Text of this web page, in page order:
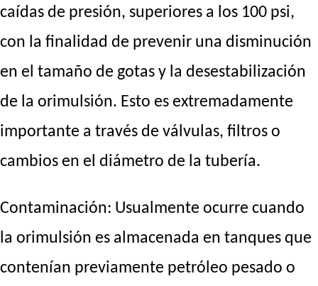
caídas de presión, superiores a los 100 psi,
con la finalidad de prevenir una disminución
en el tamaño de gotas y la desestabilización
de la orimulsión. Esto es extremadamente
importante a través de válvulas, filtros o
cambios en el diámetro de la tubería.
Contaminación: Usualmente ocurre cuando
la orimulsión es almacenada en tanques que
contenían previamente petróleo pesado o